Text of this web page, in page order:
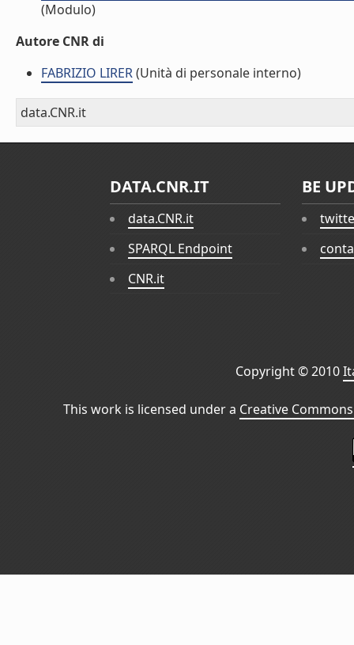
(Modulo)
Autore CNR di
FABRIZIO LIRER(Unità di personale interno)
data.CNR.it
DATA.CNR.IT
data.CNR.it
SPARQL Endpoint
CNR.it
BE
Copyright © 2010
This work is licensed under a Creative